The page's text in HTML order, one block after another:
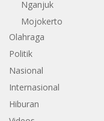
Nganjuk
Mojokerto
Olahraga
Politik
Nasional
Internasional
Hiburan